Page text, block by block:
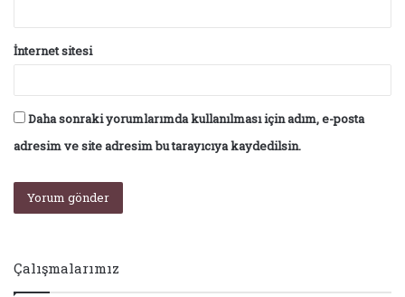
İnternet sitesi
Daha sonraki yorumlarımda kullanılması için adım, e-posta
adresim ve site adresim bu tarayıcıya kaydedilsin.
Çalışmalarımız